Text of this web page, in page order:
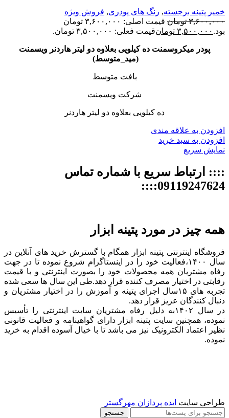
خمیر پتینه برجسته, رنگ های پودری, فروش ویژه
۳,۶۰۰,۰۰۰ تومان
قیمت اصلی: ۳,۶۰۰,۰۰۰ تومان
بود. ۳,۵۰۰,۰۰۰ تومانقیمت فعلی: ۳,۵۰۰,۰۰۰ تومان.
پودر میکروسمنت ده کیلویی بعلاوه دو لیتر هاردنر ویسمنت
(مید_متوسط)
بافت متوسط
شرکت ویسمنت
ده کیلویی بعلاوه دو لیتر هاردنر
افزودن به علاقه مندی
افزودن به سبد خرید
نمایش سریع
:::: ارتباط سریع با شماره تماس
09119247624::::
همه چیز در مورد پتینه ابزار
فروشگاه اینترنتی پتینه ابزار همگام با گسترش خرید های آنلاین در
سال ۱۴۰۰،فعالیت خود را در اینستاگرام شروع نموده تا در جهت
رفاه مشتریان همه محصولات خود را بصورت اینترنتی و با قیمت
رقابتی در اختیار مصرف کننده قرار دهد.طی این سال ها سعی شده
تجربه های ۱۵سال اجرای پتینه و آموزش را در اختیار مشتریان و
دنبال کنندگان عزیز قرار دهد.
در سال ۱۴۰۲به دلیل رفاه مشتریان سایت اینترنتی را تأسیس
نموده، همچنین سایت پتینه ابزار دارای گواهینامه و فعالیت قانونی
نظیر اعتماد الکترونیک نیز می باشد تا با خیال آسوده اقدام به خرید
نموده.
طراحی سایت ایده پردازان مهرگستر
جستجو